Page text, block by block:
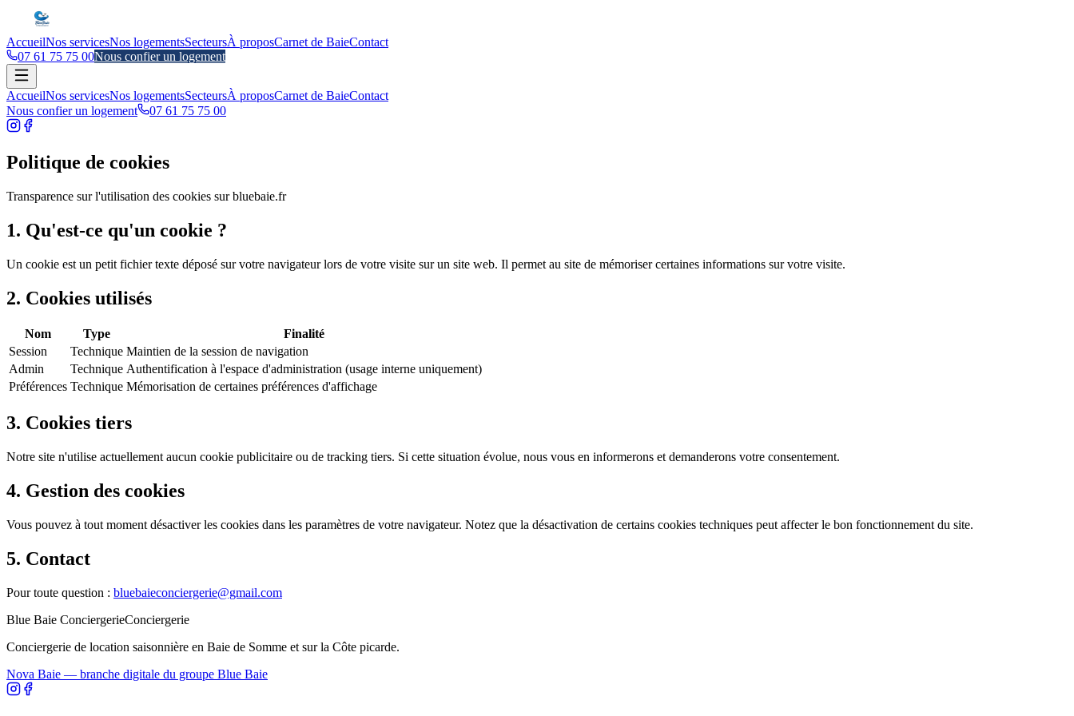
AccueilNos servicesNos logementsSecteursÀ proposCarnet de BaieContact
07 61 75 75 00Nous confier un logement
AccueilNos servicesNos logementsSecteursÀ proposCarnet de BaieContact
Nous confier un logement
07 61 75 75 00
Politique de cookies
Transparence sur l'utilisation des cookies sur bluebaie.fr
1. Qu'est-ce qu'un cookie ?
Un cookie est un petit fichier texte déposé sur votre navigateur lors de votre visite sur un site web. Il permet au site de mémoriser certaines informations sur votre visite.
2. Cookies utilisés
Nom Type
Finalité
Session
Technique Maintien de la session de navigation
Admin
Technique Authentification à l'espace d'administration (usage interne uniquement)
Préférences Technique Mémorisation de certaines préférences d'affichage
3. Cookies tiers
Notre site n'utilise actuellement aucun cookie publicitaire ou de tracking tiers. Si cette situation évolue, nous vous en informerons et demanderons votre consentement.
4. Gestion des cookies
Vous pouvez à tout moment désactiver les cookies dans les paramètres de votre navigateur. Notez que la désactivation de certains cookies techniques peut affecter le bon fonctionnement du site.
5. Contact
Pour toute question : bluebaieconciergerie@gmail.com
Blue Baie ConciergerieConciergerie
Conciergerie de location saisonnière en Baie de Somme et sur la Côte picarde.
Nova Baie — branche digitale du groupe Blue Baie